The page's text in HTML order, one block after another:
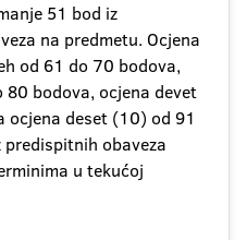
51 bod iz
na predmetu. Ocjena
od 61 do 70 bodova,
bodova, ocjena devet
ocjena deset (10) od 91
obaveza
u tekućoj